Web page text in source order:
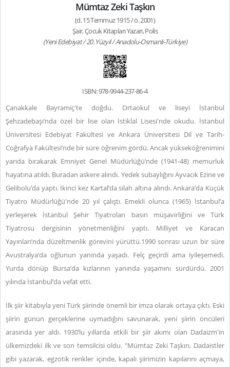
Mümtaz Zeki Taşkın
(d. 15 Temmuz 1915 / ö. 2001)
Şair, Çocuk Kitapları Yazarı, Polis
(Yeni Edebiyat / 20. Yüzyıl / Anadolu-Osmanlı-Türkiye)
ISBN: 978-9944-237-86-4
Çanakkale Bayramiç'te doğdu. Ortaokul ve liseyi İstanbul
Şehzadebaşı’nda özel bir lise olan İstiklal Lisesi'nde okudu. İstanbul
Üniversitesi Edebiyat Fakültesi ve Ankara Üniversitesi Dil ve Tarih-
Coğrafya Fakültesi’nde bir süre öğrenim gördü. Ancak yükseköğrenimini
yarıda bırakarak Emniyet Genel Müdürlüğü’nde (1941-48) memurluk
hayatına atıldı. Buradan askere alındı. Yedek subaylığını Ayvacık Ezine ve
Gelibolu’da yaptı. İkinci kez Kartal’da silah altına alındı. Ankara’da Küçük
Tiyatro Müdürlüğü'nde 20 yıl çalıştı. Emekli olunca (1965) İstanbul’a
yerleşerek İstanbul Şehir Tiyatroları basın müşavirliğini ve Türk
Tiyatrosu dergisinin yönetmenliğini yaptı. Milliyet ve Karacan
Yayınları’nda düzeltmenlik görevini yürüttü.1990 sonrası uzun bir süre
Avustralya’da oğlunun yanında yaşadı. Felç geçirdi ama iyileşemedi.
Yurda dönüp Bursa’da kızlarının yanında yaşamını sürdürdü. 2001
yılında İstanbul’da vefat etti.
İlk şiir kitabıyla yeni Türk şiirinde önemli bir imza olarak ortaya çıktı. Eski
şiirin günün gerçeklerine uymadığını savunarak, yeni şiirin öncüleri
arasında yer aldı. 1930’lu yıllarda etkili bir şiir akımı olan Dadaizm'in
ülkemizdeki ilk ve son temsilcisi oldu. "Mümtaz Zeki Taşkın, Dadaistler
gibi yazarak, egzotik renkler içinde, kapalı şiirimizin kapılarını açmaya,